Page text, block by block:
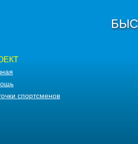
спортсменов